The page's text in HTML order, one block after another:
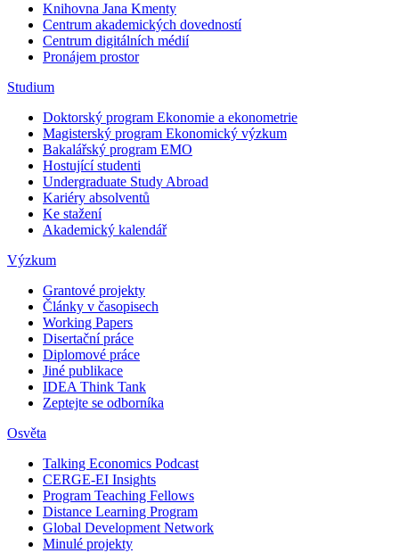
Knihovna Jana Kmenty
Centrum akademických dovedností
Centrum digitálních médií
Pronájem prostor
Studium
Doktorský program Ekonomie a ekonometrie
Magisterský program Ekonomický výzkum
Bakalářský program EMO
Hostující studenti
Undergraduate Study Abroad
Kariéry absolventů
Ke stažení
Akademický kalendář
Výzkum
Grantové projekty
Články v časopisech
Working Papers
Disertační práce
Diplomové práce
Jiné publikace
IDEA Think Tank
Zeptejte se odborníka
Osvěta
Talking Economics Podcast
CERGE-EI Insights
Program Teaching Fellows
Distance Learning Program
Global Development Network
Minulé projekty